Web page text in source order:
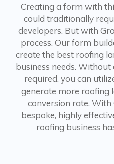
Creating a form with
could traditionally
developers. But with
process. Our form
create the best roofing
business needs.
required, you can
generate more roofing
conversion rate.
bespoke, highly
roofing business